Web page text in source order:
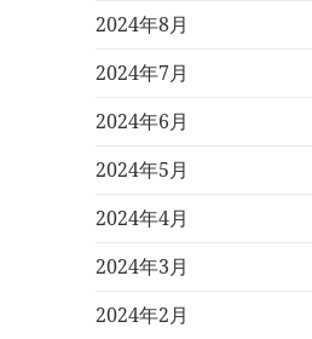
2024年8月
2024年7月
2024年6月
2024年5月
2024年4月
2024年3月
2024年2月